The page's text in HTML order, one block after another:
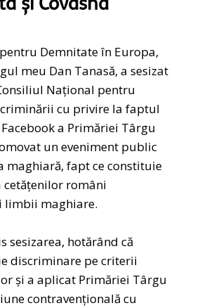
și Covasna
Demnitate în Europa,
meu Dan Tanasă, a sesizat
Național pentru
cu privire la faptul
a Primăriei Târgu
un eveniment public
maghiară, fapt ce constituie
români
limbii maghiare.
sesizarea, hotărând că
discriminare pe criterii
și a aplicat Primăriei Târgu
contravențională cu